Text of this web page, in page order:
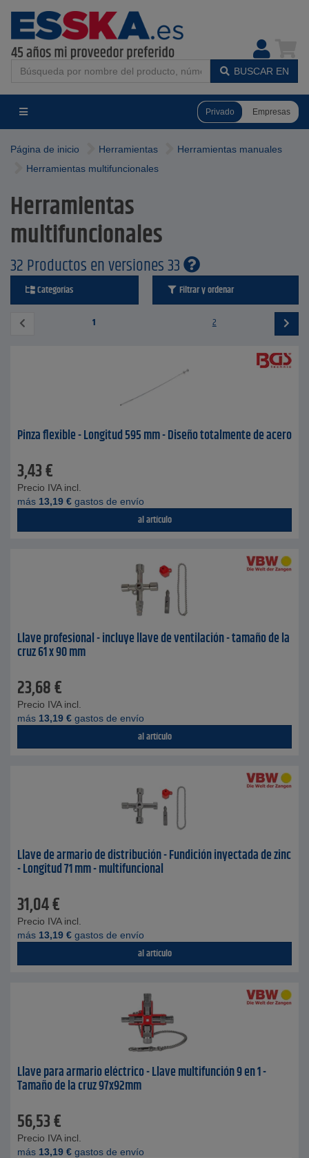
BUSCAR EN
Privado Empresas
Página de inicio Herramientas
Herramientas manuales
Herramientas multifuncionales
Herramientas
multifuncionales
32 Productos en versiones 33
Categorías Filtrar y ordenar
1 2
Pinza flexible - Longitud 595 mm - Diseño totalmente de acero
3,43€
Precio IVA incl.
más 13,19 € gastos de envío
al artículo
Llave profesional - incluye llave de ventilación - tamaño de la
cruz 61 x 90 mm
23,68€
Precio IVA incl.
más 13,19 € gastos de envío
al artículo
Llave de armario de distribución - Fundición inyectada de zinc
- Longitud 71 mm - multifuncional
31,04€
Precio IVA incl.
más 13,19 € gastos de envío
al artículo
Llave para armario eléctrico - Llave multifunción 9 en 1 -
Tamaño de la cruz 97x92mm
56,53€
Precio IVA incl.
más 13,19 € gastos de envío